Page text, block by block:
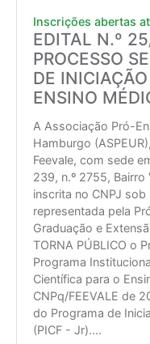
Inscrições abertas
EDITAL N.º
PROCESSO
DE
ENSINO
A Associação Pró-
Hamburgo
Feevale, com sede
239, n.º 2755,
inscrita no CNPJ
representada pela
Graduação e
TORNA PÚBLICO o
Programa
Científica para o
CNPq/FEEVALE de
do Programa de
(PICF - Jr)....